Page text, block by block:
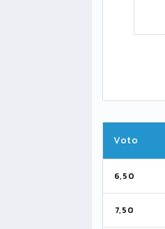
Voto
6,50
7,50